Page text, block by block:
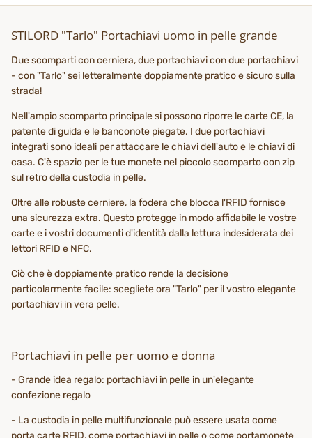
STILORD "Tarlo" Portachiavi uomo in pelle grande
Due scomparti con cerniera, due portachiavi con due portachiavi
- con "Tarlo" sei letteralmente doppiamente pratico e sicuro sulla
strada!
Nell'ampio scomparto principale si possono riporre le carte CE, la
patente di guida e le banconote piegate. I due portachiavi
integrati sono ideali per attaccare le chiavi dell'auto e le chiavi di
casa. C'è spazio per le tue monete nel piccolo scomparto con zip
sul retro della custodia in pelle.
Oltre alle robuste cerniere, la fodera che blocca l'RFID fornisce
una sicurezza extra. Questo protegge in modo affidabile le vostre
carte e i vostri documenti d'identità dalla lettura indesiderata dei
lettori RFID e NFC.
Ciò che è doppiamente pratico rende la decisione
particolarmente facile: scegliete ora "Tarlo" per il vostro elegante
portachiavi in vera pelle.
Portachiavi in pelle per uomo e donna
- Grande idea regalo: portachiavi in pelle in un'elegante
confezione regalo
- La custodia in pelle multifunzionale può essere usata come